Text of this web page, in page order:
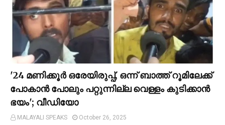
'24 മണിക്കൂര്‍ ഒരേയിരുപ്പ്, ഒന്ന് ബാത്ത് റൂമിലേക്ക്
പോകാന്‍ പോലും പറ്റുന്നില്ല വെള്ളം കുടിക്കാന്‍
ഭയം'; വീഡിയോ
MALAYALI SPEAKS
October 26, 2025